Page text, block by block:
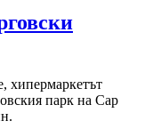
хипермаркетът
парк на Cap